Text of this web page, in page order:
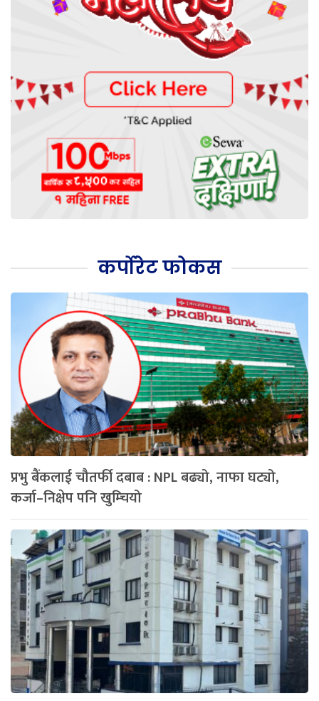
कर्पोरेट फोकस
प्रभु बैंकलाई चौतर्फी दबाब : NPL बढ्यो, नाफा घट्यो,
कर्जा–निक्षेप पनि खुम्चियो